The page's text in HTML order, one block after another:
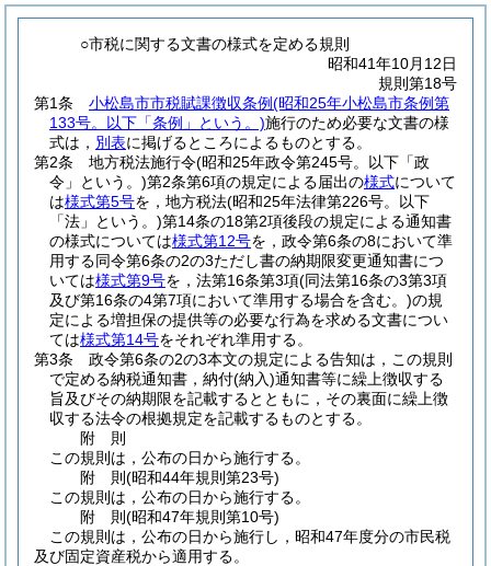
○市税に関する文書の様式を定める規則
昭和41年10月12日
規則第18号
第1条
小松島市市税賦課徴収条例(昭和25年小松島市条例第
133号。以下「条例」という。)施行のため必要な文書の様
式は， 別表に掲げるところによるものとする。
第2条
地方税法施行令(昭和25年政令第245号。以下「政
令」という。)第2条第6項の規定による届出の様式について
は様式第5号を，地方税法(昭和25年法律第226号。以下
「法」という。)第14条の18第2項後段の規定による通知書
の様式については様式第12号を，政令第6条の8において準
用する同令第6条の2の3ただし書の納期限変更通知書につ
いては様式第9号を，法第16条第3項(同法第16条の3第3項
及び第16条の4第7項において準用する場合を含む。)の規
定による増担保の提供等の必要な行為を求める文書につい
ては様式第14号をそれぞれ準用する。
第3条
政令第6条の2の3本文の規定による告知は，この規則
で定める納税通知書，納付(納入)通知書等に繰上徴収する
旨及びその納期限を記載するとともに，その裏面に繰上徴
収する法令の根拠規定を記載するものとする。
附 則
この規則は，公布の日から施行する。
附 則(昭和44年規則第23号)
この規則は，公布の日から施行する。
附 則(昭和47年規則第10号)
この規則は，公布の日から施行し，昭和47年度分の市民税
及び固定資産税から適用する。